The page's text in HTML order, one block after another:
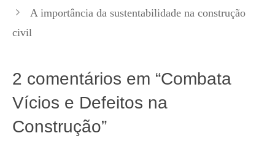
A importância da sustentabilidade na construção
civil
2 comentários em “Combata
Vícios e Defeitos na
Construção”